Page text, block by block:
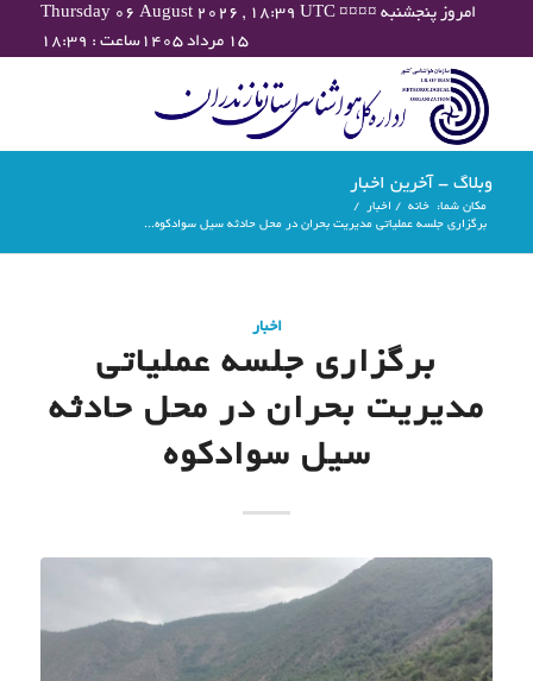
Thursday 06 August 2026 , 18:39 UTC ¤¤¤¤ امروز پنجشنبه
۱۵ مرداد ۱۴۰۵ساعت : ۱۸:۳۹
وبلاگ - آخرین اخبار
مکان شما: خانه / اخبار
/
برگزاری جلسه عملیاتی مدیریت بحران در محل حادثه سیل سوادکوه...
اخبار
برگزاری جلسه عملیاتی
مدیریت بحران در محل حادثه
سیل سوادکوه